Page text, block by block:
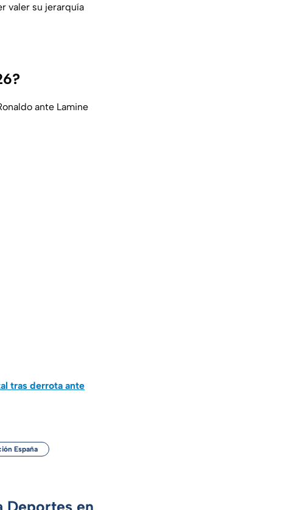
valer su jerarquía
ante Lamine
tras derrota ante
España